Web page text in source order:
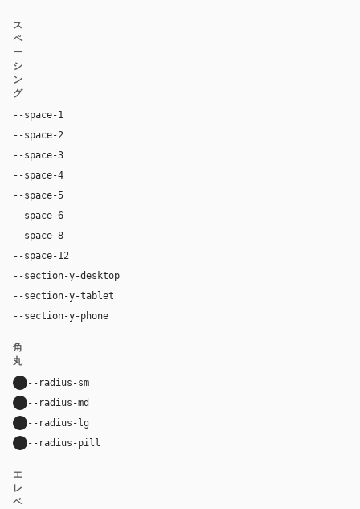
ス
ペ
ー
シ
ン
グ
--space-1
--space-2
--space-3
--space-4
--space-5
--space-6
--space-8
--space-12
--section-y-desktop
--section-y-tablet
--section-y-phone
角
丸
--radius-sm
--radius-md
--radius-lg
--radius-pill
エ
レ
ベ